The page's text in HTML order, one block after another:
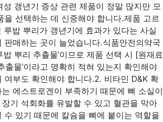
갱년기 증상 관련 제품이 정말 많지만 모
선택하는 데 신중해야 합니다.제품 고르
루밥 뿌리가 갱년기에 효과가 있다는 사실
매하는 곳이 늘었습니다.식품안전의약국
뿌리 추출물’이므로 제품 선택 시 [원재료
물’이라고 명확히 적혀 있는지 확인해야
부도 확인해야 합니다.2. 비타민 D&K 확
에스트로겐이 부족하기 때문에 뼈 소실이
기 석회화를 유발할 수 있고 혈관을 막아
있기 때문에 칼슘을 뼈에 붙이는 역할을